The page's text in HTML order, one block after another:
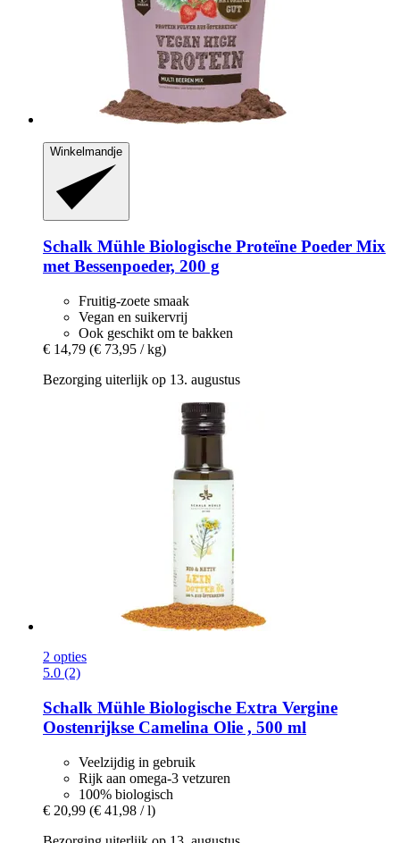
Winkelmandje
Schalk Mühle Biologische Proteïne Poeder Mix
met Bessenpoeder, 200 g
Fruitig-zoete smaak
Vegan en suikervrij
Ook geschikt om te bakken
€ 14,79 (€ 73,95 / kg)
Bezorging uiterlijk op 13. augustus
2 opties
5.0 (2)
Schalk Mühle Biologische Extra Vergine
Oostenrijkse Camelina Olie , 500 ml
Veelzijdig in gebruik
Rijk aan omega-3 vetzuren
100% biologisch
€ 20,99 (€ 41,98 / l)